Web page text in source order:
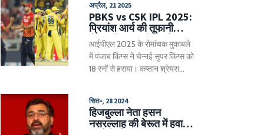
अप्रैल, 21 2025
PBKS vs CSK IPL 2025:
प्रियांश आर्य की तूफानी
सेंचुरी से पंजाब किंग्स ने 18
रन से मारी बाज़ी
आईपीएल 2025 के रोमांचक मुकाबले
में पंजाब किंग्स ने चेन्नई सुपर किंग्स को
18 रनों से हराया। कप्तान श्रेयस
गेंद पर छक्का मारकर इतिहास रच
दिया। पंजाब की जबरदस्त बैटिंग और
उसपर सधी हुई गेंदबाजी ने टीम को
सित॰, 28 2024
हिजबुल्ला नेता हसन
नसरल्लाह की बेरूत में हवाई